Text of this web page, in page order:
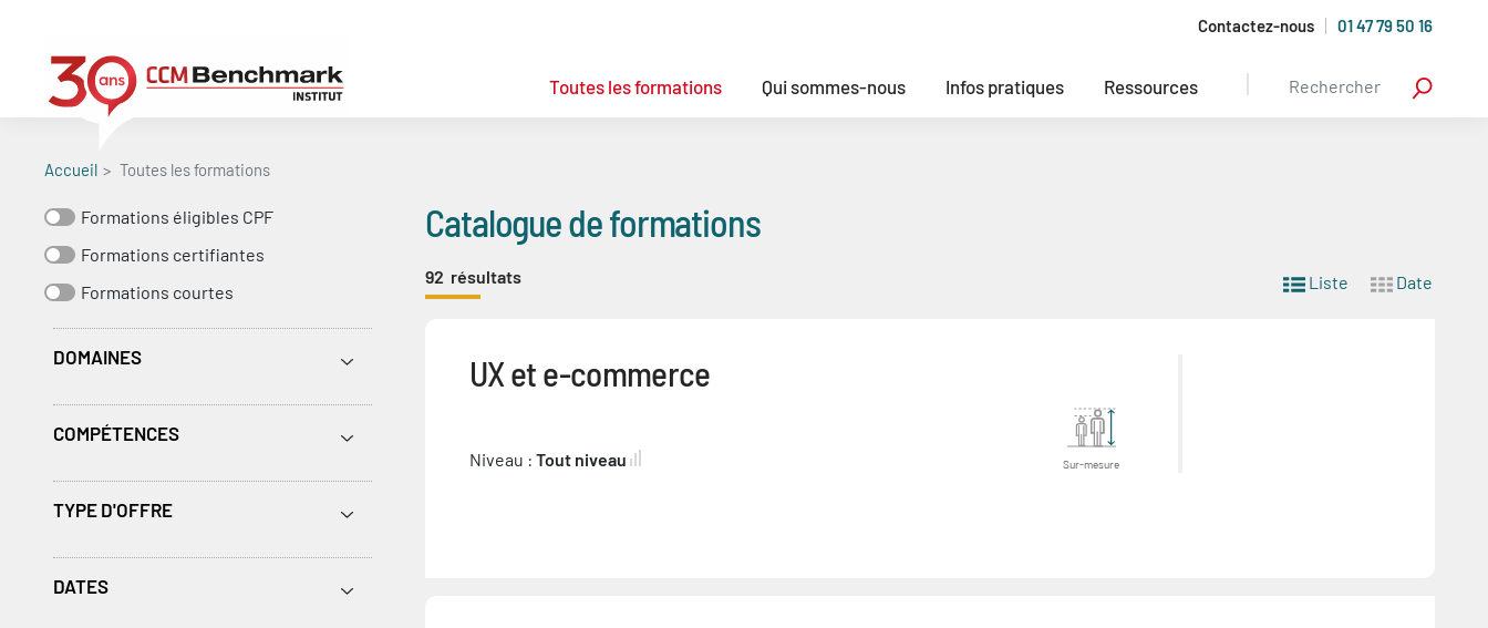
contenu
principal
Contactez-nous 01 47 79 50 16
Toutes les formations Qui sommes-nous Infos pratiques Ressources
Accueil Toutes les formations
Formations éligibles CPF
Formations certifiantes
Formations courtes
DOMAINES
COMPÉTENCES
TYPE D'OFFRE
DATES
Catalogue de formations
92 résultats Liste Date
UX et e-commerce
Niveau : Tout niveau Sur-mesure